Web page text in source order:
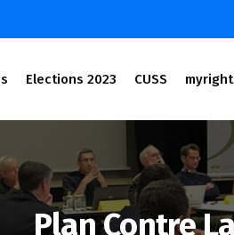
Elections 2023 CUSS
Plan Contre